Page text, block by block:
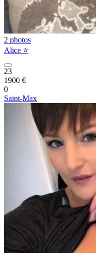
2 photos
Alice ⭐️
23
1900 €
0
Saint-Max